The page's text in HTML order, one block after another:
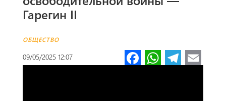
Гарегин II
ОБЩЕСТВО
09/05/2025 12:07 Fa W Te